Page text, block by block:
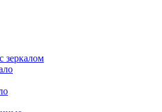
зеркалом